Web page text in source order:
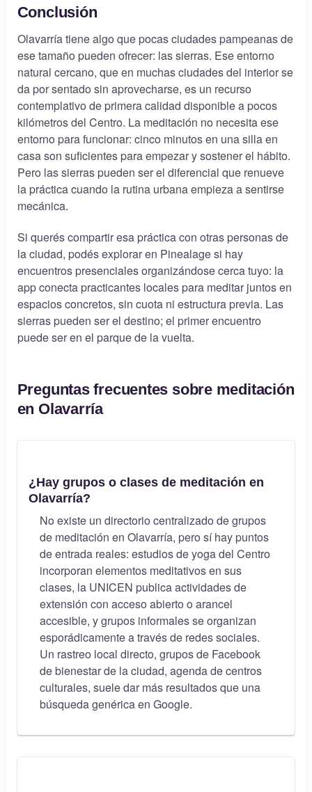
Conclusión
Olavarría tiene algo que pocas ciudades pampeanas de
ese tamaño pueden ofrecer: las sierras. Ese entorno
natural cercano, que en muchas ciudades del interior se
da por sentado sin aprovecharse, es un recurso
contemplativo de primera calidad disponible a pocos
kilómetros del Centro. La meditación no necesita ese
entorno para funcionar: cinco minutos en una silla en
casa son suficientes para empezar y sostener el hábito.
Pero las sierras pueden ser el diferencial que renueve
la práctica cuando la rutina urbana empieza a sentirse
mecánica.
Si querés compartir esa práctica con otras personas de
la ciudad, podés explorar en Pinealage si hay
encuentros presenciales organizándose cerca tuyo: la
app conecta practicantes locales para meditar juntos en
espacios concretos, sin cuota ni estructura previa. Las
sierras pueden ser el destino; el primer encuentro
puede ser en el parque de la vuelta.
Preguntas frecuentes sobre meditación
en Olavarría
¿Hay grupos o clases de meditación en
Olavarría?
No existe un directorio centralizado de grupos
de meditación en Olavarría, pero sí hay puntos
de entrada reales: estudios de yoga del Centro
incorporan elementos meditativos en sus
clases, la UNICEN publica actividades de
extensión con acceso abierto o arancel
accesible, y grupos informales se organizan
esporádicamente a través de redes sociales.
Un rastreo local directo, grupos de Facebook
de bienestar de la ciudad, agenda de centros
culturales, suele dar más resultados que una
búsqueda genérica en Google.